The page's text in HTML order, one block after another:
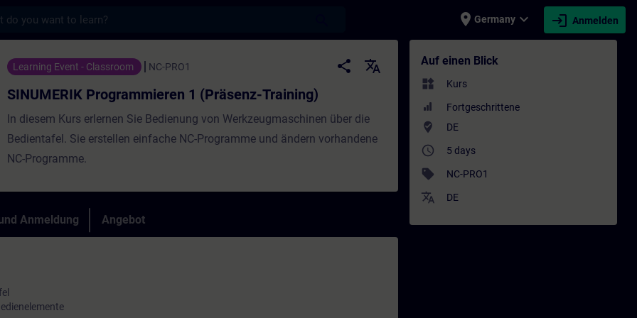
place Germany expand_more login Anmelden
1 (Präsenz-Training) - Training - Schulung - Weiterbildung | SITRAIN
Learning Event - Classroom NC-PRO1 share
translate
SINUMERIK Programmieren 1 (Präsenz-Training)
In diesem Kurs erlernen Sie Bedienung von Werkzeugmaschinen über die
Bedientafel. Sie erstellen einfache NC-Programme und ändern vorhandene
NC-Programme.
Anmeldung Angebot
Auf einen Blick
widgets Kurs
Fortgeschrittene
where_to_vote DE
access_time 5 days
sell NC-PRO1
translate DE